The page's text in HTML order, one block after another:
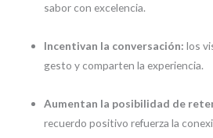
sabor con excelencia.
Incentivan la conversación: los
gesto y comparten la experiencia.
Aumentan la posibilidad de
recuerdo positivo refuerza la